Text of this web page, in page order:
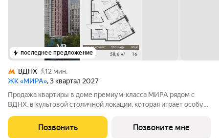
последнее предложение
ВДНХ
12 мин.
ЖК «МИРА», 3 квартал 2027
Продажа квартиры в доме премиум-класса МИРА рядом с
ВДНХ, в культовой столичной локации, которая играет особую
квартира площадью 58.56 м расположена в корпусе 2, на 16
этаже 23 этажного дома.
Позвонить Позвоните мне